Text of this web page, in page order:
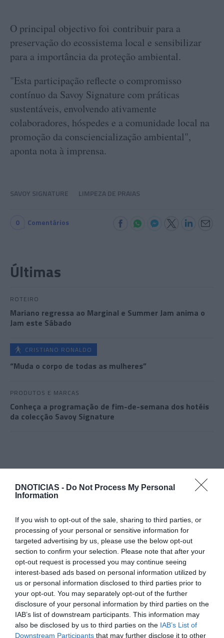
DNOTICIAS - Do Not Process My Personal
Information
If you wish to opt-out of the sale, sharing to third parties, or
processing of your personal or sensitive information for
targeted advertising by us, please use the below opt-out
section to confirm your selection. Please note that after your
opt-out request is processed you may continue seeing
interest-based ads based on personal information utilized by
us or personal information disclosed to third parties prior to
your opt-out. You may separately opt-out of the further
disclosure of your personal information by third parties on the
IAB’s list of downstream participants. This information may
also be disclosed by us to third parties on the IAB’s List of
Downstream Participants that may further disclose it to other
O principal objectivo foi contribuir para a
preservação do ecossistema local e sensibilizar
para a importância da proteção ambiental.
"Esta participação reflecte o compromisso
contínuo da Savoy Signature com práticas
sustentáveis, envolvendo ativamente
colaboradores, hóspedes e a comunidade local na
promoção da consciencialização ambiental",
aponta nota à imprensa.
SAVOY SIGNATURE LIMPEZA DE PRAIAS
0 Comentários
Últimas
ROTEIRO
Mariano regressa ao Marginal e Summer Jam anima o
Jam este Sábado
CRISTIANO RONALDO
“Muda o corpo de todas as mulheres”
PRODUTOS E MARCAS
Conheça a programação de fim-de-semana dos hotéis
da colecção Savoy Signature
ROTEIRO
Conheça o roteiro de animação dos espaços